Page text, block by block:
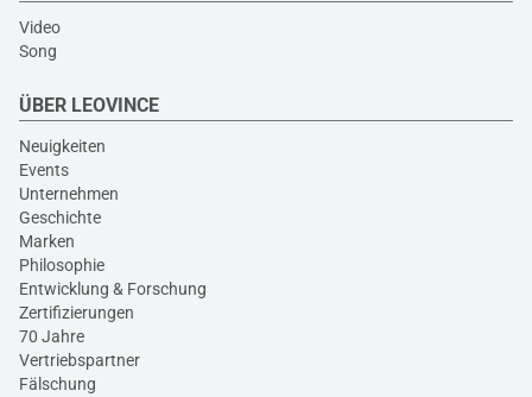
Video
Song
ÜBER LEOVINCE
Neuigkeiten
Events
Unternehmen
Geschichte
Marken
Philosophie
Entwicklung & Forschung
Zertifizierungen
70 Jahre
Vertriebspartner
Fälschung